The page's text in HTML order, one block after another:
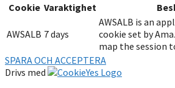
Cookie Varaktighet
AWSALB 7 days
AWSALB is an
cookie set by
map the session
SPARA OCH ACCEPTERA
Drivs med